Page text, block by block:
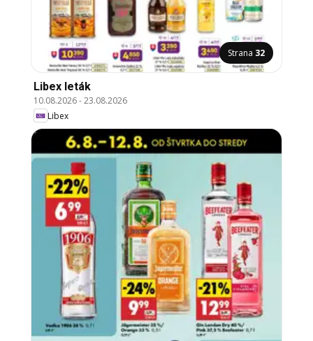
Strana 32
Libex leták
10.08.2026-23.08.2026
Libex